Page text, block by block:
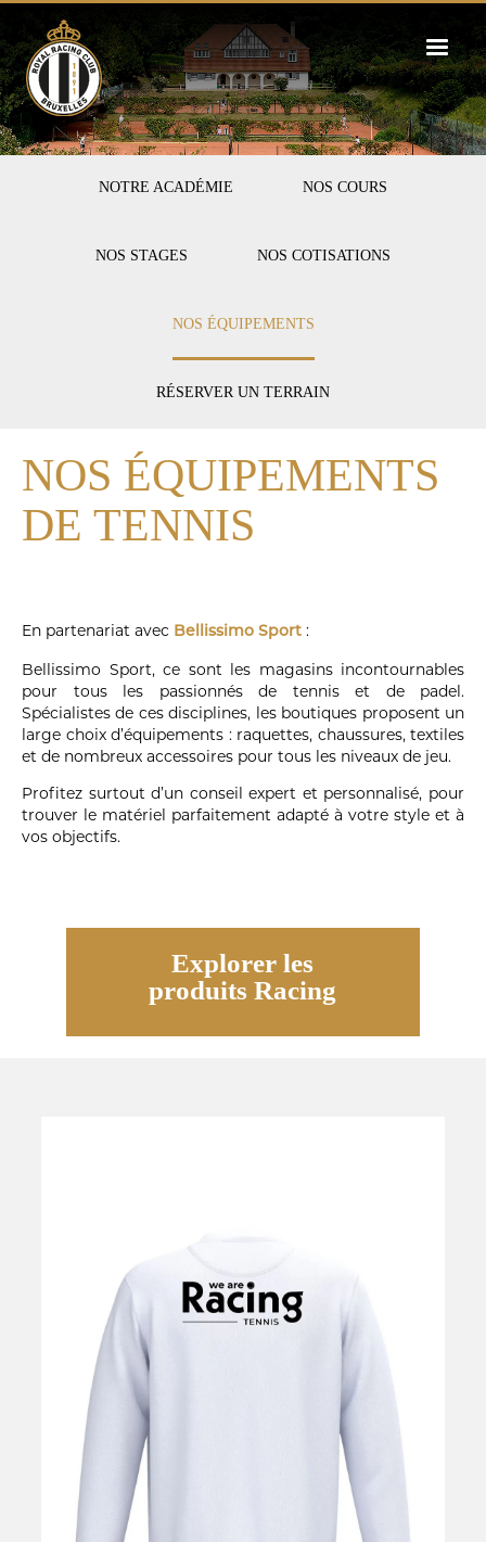
main
content
FIRST-NOTRE ACADÉMIE NOS COURS
NOS STAGES NOS COTISATIONS
NOS ÉQUIPEMENTS
RÉSERVER UN TERRAIN
NOS ÉQUIPEMENTS
DE TENNIS
En partenariat avec Bellissimo Sport :
Bellissimo Sport, ce sont les magasins incontournables
pour tous les passionnés de tennis et de padel.
Spécialistes de ces disciplines, les boutiques proposent un
large choix d’équipements : raquettes, chaussures, textiles
et de nombreux accessoires pour tous les niveaux de jeu.
Profitez surtout d’un conseil expert et personnalisé, pour
trouver le matériel parfaitement adapté à votre style et à
vos objectifs.
Explorer les
produits Racing